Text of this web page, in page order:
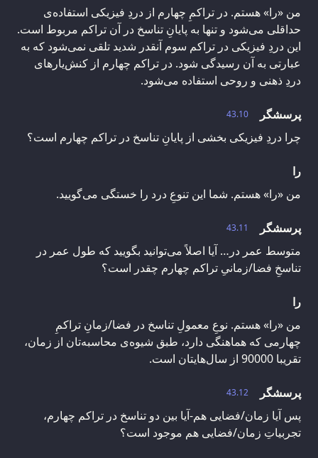
من «را» هستم. در تراکمِ چهارم از دردِ فیزیکی استفاده‌ی
حداقلی می‌شود و تنها به پایانِ تناسخ در آن تراکم مربوط است.
این دردِ فیزیکی در تراکم سوم آنقدر شدید تلقی نمی‌شود که به
عبارتی به آن رسیدگی شود. در تراکم چهارم از کنش‌یارهای
دردِ ذهنی و روحی استفاده می‌شود.
43.10
پرسشگر
چرا دردِ فیزیکی بخشی از پایانِ تناسخ در تراکم چهارم است؟
را
من «را» هستم. شما این تنوعِ درد را خستگی می‌گویید.
43.11
پرسشگر
متوسط عمر در… آیا اصلاً می‌توانید بگویید که طول عمر در
تناسخِ فضا/زمانیِ تراکم چهارم چقدر است؟
را
من «را» هستم. نوعِ معمولِ تناسخ در فضا/زمانِ تراکمِ
چهارمی که هماهنگی دارد، طبق شیوه‌ی محاسبه‌تان از زمان،
تقریبا 90000 از سال‌هایتان است.
43.12
پرسشگر
پس آیا زمان/فضایی هم-آیا بین دو تناسخ در تراکم چهارم،
تجربیاتِ زمان/فضایی هم موجود است؟